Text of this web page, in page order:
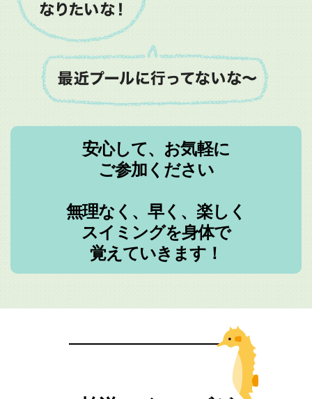
安心して、お気軽に
ご参加ください
無理なく、早く、楽しく
スイミングを身体で
覚えていきます！